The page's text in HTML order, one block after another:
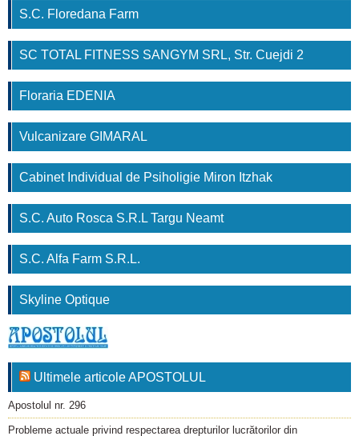
S.C. Floredana Farm
SC TOTAL FITNESS SANGYM SRL, Str. Cuejdi 2
Floraria EDENIA
Vulcanizare GIMARAL
Cabinet Individual de Psiholigie Miron Itzhak
S.C. Auto Rosca S.R.L Targu Neamt
S.C. Alfa Farm S.R.L.
Skyline Optique
Ultimele articole APOSTOLUL
Apostolul nr. 296
Probleme actuale privind respectarea drepturilor lucrătorilor din